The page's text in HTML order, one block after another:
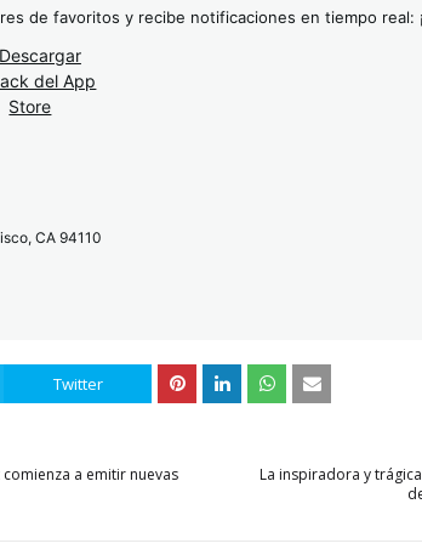
de favoritos y recibe notificaciones en tiempo real:
CA 94110
Twitter
La inspiradora y
a emitir nuevas